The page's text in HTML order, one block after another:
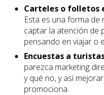
Carteles o folletos
Esta es una forma de
captar la atención de
pensando en viajar o
Encuestas a
parezca marketing
y qué no, y así
promociona.